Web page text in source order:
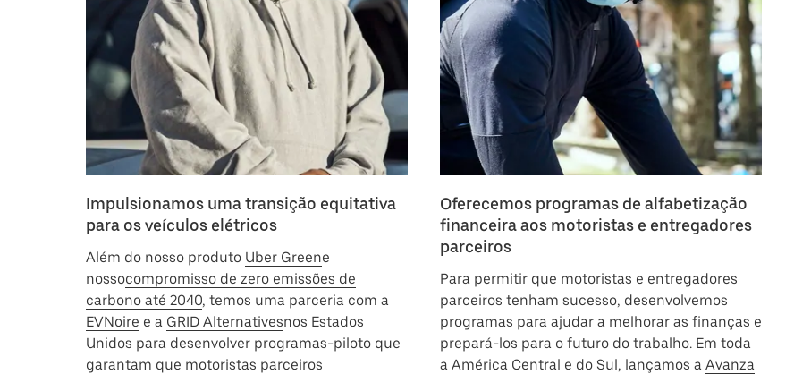
Impulsionamos uma transição equitativa
para os veículos elétricos
Além do nosso produto Uber Greene
nossocompromisso de zero emissões de
carbono até 2040, temos uma parceria com a
EVNoire e a GRID Alternativesnos Estados
Unidos para desenvolver programas-piloto que
garantam que motoristas parceiros
Oferecemos programas de alfabetização
financeira aos motoristas e entregadores
parceiros
Para permitir que motoristas e entregadores
parceiros tenham sucesso, desenvolvemos
programas para ajudar a melhorar as finanças e
prepará-los para o futuro do trabalho. Em toda
a América Central e do Sul, lançamos a Avanza